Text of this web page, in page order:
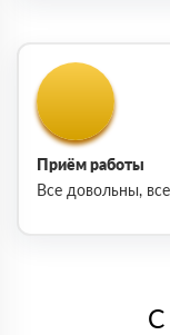
Приём работы
Все довольны,
С